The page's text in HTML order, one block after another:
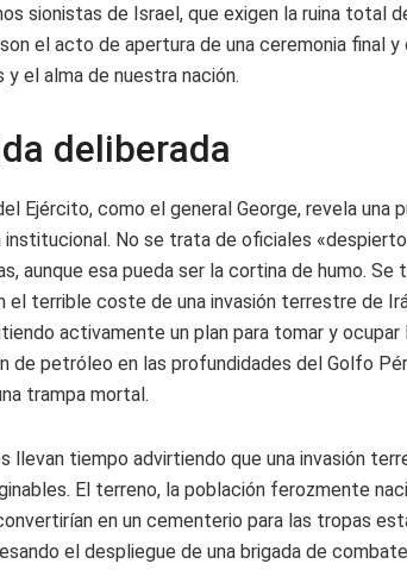
sionistas de Israel, que exigen la ruina total
el acto de apertura de una ceremonia final y
el alma de nuestra nación.
deliberada
Ejército, como el general George, revela una
No se trata de oficiales
aunque esa pueda ser la cortina de humo.
el terrible coste de una invasión terrestre de
activamente un plan para tomar y ocupar
petróleo en las profundidades del Golfo
trampa mortal.
llevan tiempo advirtiendo que una invasión
El terreno, la población ferozmente
en un cementerio para las tropas
el despliegue de una brigada de